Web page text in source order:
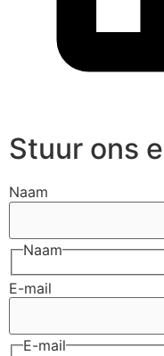
Stuur ons
Naam
Naam
E-mail
E-mail